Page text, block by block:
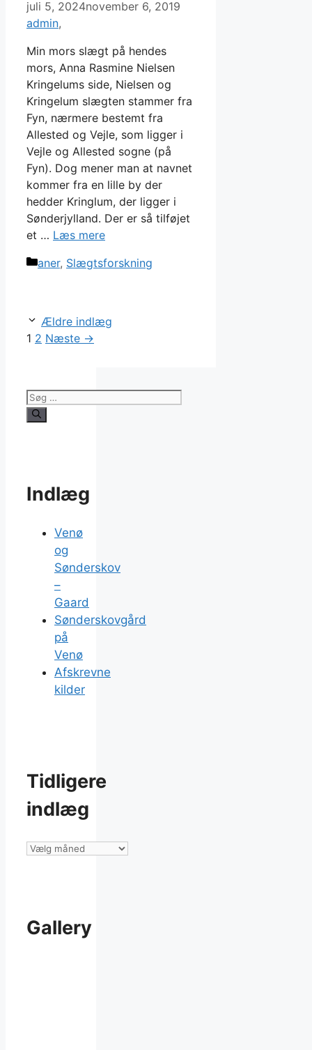
juli 5, 2024november 6, 2019
admin
Min mors slægt på hendes
mors, Anna Rasmine Nielsen
Kringelums side, Nielsen og
Kringelum slægten stammer fra
Fyn, nærmere bestemt fra
Allested og Vejle, som ligger i
Vejle og Allested sogne (på
Fyn). Dog mener man at navnet
kommer fra en lille by der
hedder Kringlum, der ligger i
Sønderjylland. Der er så tilføjet
et … Læs mere
Kategorier
aner, Slægtsforskning
Ældre indlæg
Side
1 Side
2 Næste →
Søg
efter:
Indlæg
Venø
og
Sønderskov
–
Gaard
Sønderskovgård
på
Venø
Afskrevne
kilder
Tidligere
indlæg
Tidligere
Gallery